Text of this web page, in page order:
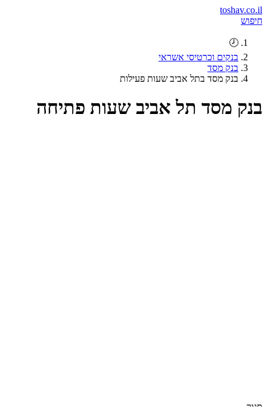
toshav.co.il
חיפוש
🕗
בנקים וכרטיסי אשראי
בנק מסד
בנק מסד בתל אביב שעות פעילות
בנק מסד תל אביב שעות פתיחה